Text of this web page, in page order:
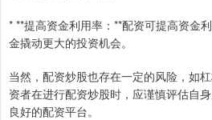
* **提高资金利用率：**配资可提高资金
金撬动更大的投资机会。
当然，配资炒股也存在一定的风险，如
资者在进行配资炒股时，应谨慎评估自
良好的配资平台。